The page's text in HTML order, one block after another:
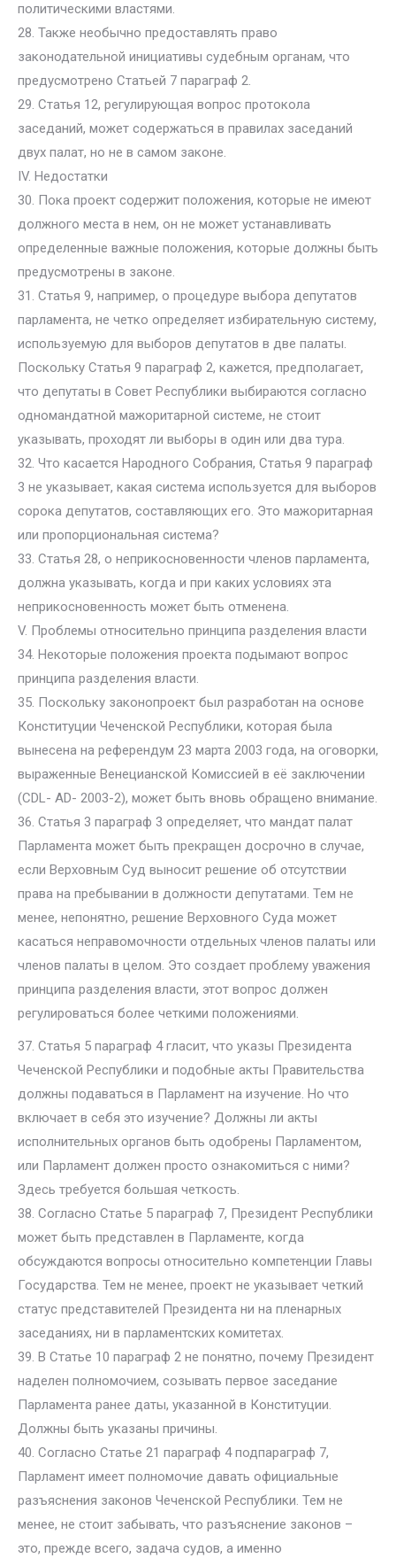
политическими властями.
28. Также необычно предоставлять право
законодательной инициативы судебным органам, что
предусмотрено Статьей 7 параграф 2.
29. Статья 12, регулирующая вопрос протокола
заседаний, может содержаться в правилах заседаний
двух палат, но не в самом законе.
IV. Недостатки
30. Пока проект содержит положения, которые не имеют
должного места в нем, он не может устанавливать
определенные важные положения, которые должны быть
предусмотрены в законе.
31. Статья 9, например, о процедуре выбора депутатов
парламента, не четко определяет избирательную систему,
используемую для выборов депутатов в две палаты.
Поскольку Статья 9 параграф 2, кажется, предполагает,
что депутаты в Совет Республики выбираются согласно
одномандатной мажоритарной системе, не стоит
указывать, проходят ли выборы в один или два тура.
32. Что касается Народного Собрания, Статья 9 параграф
3 не указывает, какая система используется для выборов
сорока депутатов, составляющих его. Это мажоритарная
или пропорциональная система?
33. Статья 28, о неприкосновенности членов парламента,
должна указывать, когда и при каких условиях эта
неприкосновенность может быть отменена.
V. Проблемы относительно принципа разделения власти
34. Некоторые положения проекта подымают вопрос
принципа разделения власти.
35. Поскольку законопроект был разработан на основе
Конституции Чеченской Республики, которая была
вынесена на референдум 23 марта 2003 года, на оговорки,
выраженные Венецианской Комиссией в её заключении
(CDL- AD- 2003-2), может быть вновь обращено внимание.
36. Статья 3 параграф 3 определяет, что мандат палат
Парламента может быть прекращен досрочно в случае,
если Верховным Суд выносит решение об отсутствии
права на пребывании в должности депутатами. Тем не
менее, непонятно, решение Верховного Суда может
касаться неправомочности отдельных членов палаты или
членов палаты в целом. Это создает проблему уважения
принципа разделения власти, этот вопрос должен
регулироваться более четкими положениями.
37. Статья 5 параграф 4 гласит, что указы Президента
Чеченской Республики и подобные акты Правительства
должны подаваться в Парламент на изучение. Но что
включает в себя это изучение? Должны ли акты
исполнительных органов быть одобрены Парламентом,
или Парламент должен просто ознакомиться с ними?
Здесь требуется большая четкость.
38. Согласно Статье 5 параграф 7, Президент Республики
может быть представлен в Парламенте, когда
обсуждаются вопросы относительно компетенции Главы
Государства. Тем не менее, проект не указывает четкий
статус представителей Президента ни на пленарных
заседаниях, ни в парламентских комитетах.
39. В Статье 10 параграф 2 не понятно, почему Президент
наделен полномочием, созывать первое заседание
Парламента ранее даты, указанной в Конституции.
Должны быть указаны причины.
40. Согласно Статье 21 параграф 4 подпараграф 7,
Парламент имеет полномочие давать официальные
разъяснения законов Чеченской Республики. Тем не
менее, не стоит забывать, что разъяснение законов –
это, прежде всего, задача судов, а именно